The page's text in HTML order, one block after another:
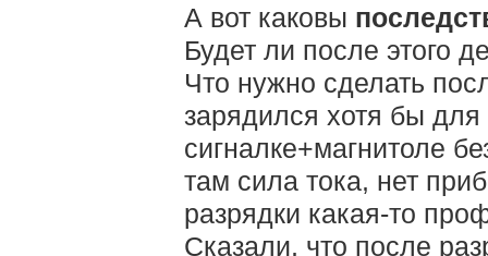
А вот каковы
Будет ли после этого
Что нужно сделать
зарядился хотя бы
сигналке+магнитоле
там сила тока, нет
разрядки какая-то
Сказали, что после